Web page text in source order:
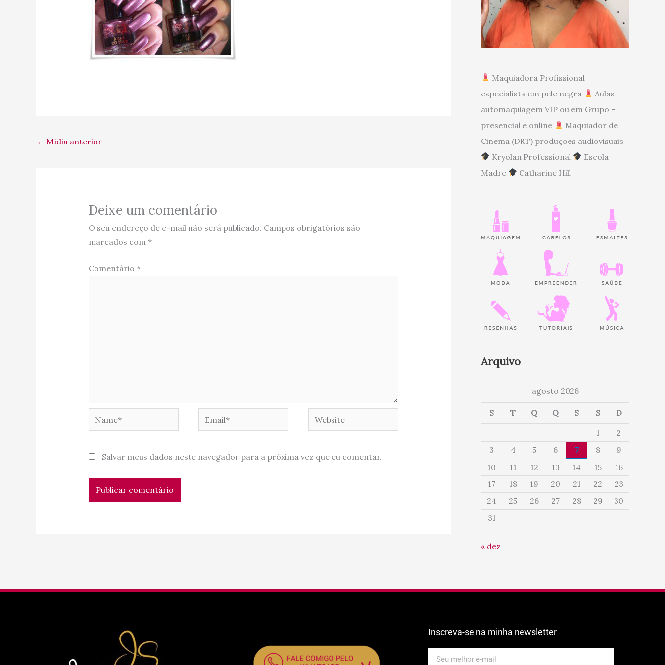
← Mídia anterior
Deixe um comentário
O seu endereço de e-mail não será publicado. Campos obrigatórios são
marcados com *
Comentário *
Website
Salvar meus dados neste navegador para a próxima vez que eu comentar.
Maquiadora Profissional
especialista em pele negra
Aulas
automaquiagem VIP ou em Grupo -
presencial e online
Maquiador de
Cinema (DRT) produções audiovisuais
Kryolan Professional
Escola
Madre
Catharine Hill
Arquivo
agosto 2026
S T Q Q S S D
1
2
3
4 5 6 7 8
9
10
11 12 13 14 15
16
17
18 19 20 21 22
23
24
25 26 27 28 29
30
31
« dez
Inscreva-se na minha newsletter